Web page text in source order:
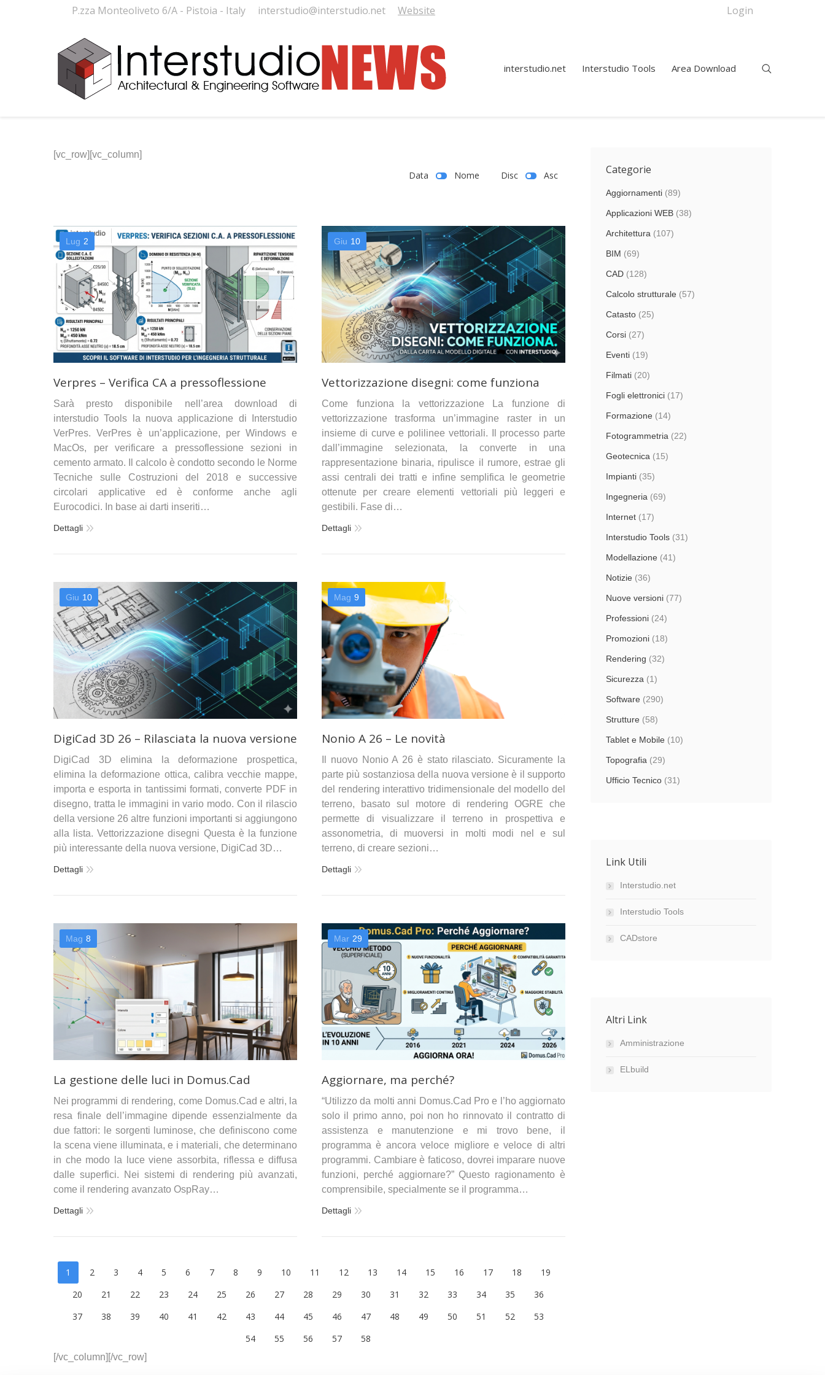
P.zza Monteoliveto 6/A - Pistoia - Italy interstudio@interstudio.net Website Login
interstudio.net Interstudio Tools Area Download
[vc_row][vc_column]
Data Nome Disc Asc
Lug 2
Verpres – Verifica CA a pressoflessione
Sarà presto disponibile nell’area download di
interstudio Tools la nuova applicazione di Interstudio
VerPres. VerPres è un’applicazione, per Windows e
MacOs, per verificare a pressoflessione sezioni in
cemento armato. Il calcolo è condotto secondo le Norme
Tecniche sulle Costruzioni del 2018 e successive
circolari applicative ed è conforme anche agli
Eurocodici. In base ai darti inseriti…
Dettagli
Giu 10
Vettorizzazione disegni: come funziona
Come funziona la vettorizzazione La funzione di
vettorizzazione trasforma un’immagine raster in un
insieme di curve e polilinee vettoriali. Il processo parte
dall’immagine selezionata, la converte in una
rappresentazione binaria, ripulisce il rumore, estrae gli
assi centrali dei tratti e infine semplifica le geometrie
ottenute per creare elementi vettoriali più leggeri e
gestibili. Fase di…
Dettagli
Giu 10
DigiCad 3D 26 – Rilasciata la nuova versione
DigiCad 3D elimina la deformazione prospettica,
elimina la deformazione ottica, calibra vecchie mappe,
importa e esporta in tantissimi formati, converte PDF in
disegno, tratta le immagini in vario modo. Con il rilascio
della versione 26 altre funzioni importanti si aggiungono
alla lista. Vettorizzazione disegni Questa è la funzione
più interessante della nuova versione, DigiCad 3D…
Dettagli
Mag 9
Nonio A 26 – Le novità
Il nuovo Nonio A 26 è stato rilasciato. Sicuramente la
parte più sostanziosa della nuova versione è il supporto
del rendering interattivo tridimensionale del modello del
terreno, basato sul motore di rendering OGRE che
permette di visualizzare il terreno in prospettiva e
assonometria, di muoversi in molti modi nel e sul
terreno, di creare sezioni…
Dettagli
Mag 8
La gestione delle luci in Domus.Cad
Nei programmi di rendering, come Domus.Cad e altri, la
resa finale dell’immagine dipende essenzialmente da
due fattori: le sorgenti luminose, che definiscono come
la scena viene illuminata, e i materiali, che determinano
in che modo la luce viene assorbita, riflessa e diffusa
dalle superfici. Nei sistemi di rendering più avanzati,
come il rendering avanzato OspRay…
Dettagli
Mar 29
Aggiornare, ma perché?
“Utilizzo da molti anni Domus.Cad Pro e l’ho aggiornato
solo il primo anno, poi non ho rinnovato il contratto di
assistenza e manutenzione e mi trovo bene, il
programma è ancora veloce migliore e veloce di altri
programmi. Cambiare è faticoso, dovrei imparare nuove
funzioni, perché aggiornare?” Questo ragionamento è
comprensibile, specialmente se il programma…
Dettagli
1 2 3 4 5 6 7 8 9 10 11 12 13 14 15 16 17 18
19
20
21 22 23 24 25 26 27 28 29 30 31 32 33 34 35
36
37
38 39 40 41 42 43 44 45 46 47 48 49 50 51 52
53
54
55 56 57 58
[/vc_column][/vc_row]
Categorie
Aggiornamenti (89)
Applicazioni WEB (38)
Architettura (107)
BIM (69)
CAD (128)
Calcolo strutturale (57)
Catasto (25)
Corsi (27)
Eventi (19)
Filmati (20)
Fogli elettronici (17)
Formazione (14)
Fotogrammetria (22)
Geotecnica (15)
Impianti (35)
Ingegneria (69)
Internet (17)
Interstudio Tools (31)
Modellazione (41)
Notizie (36)
Nuove versioni (77)
Professioni (24)
Promozioni (18)
Rendering (32)
Sicurezza (1)
Software (290)
Strutture (58)
Tablet e Mobile (10)
Topografia (29)
Ufficio Tecnico (31)
Link Utili
Interstudio.net
Interstudio Tools
CADstore
Altri Link
Amministrazione
ELbuild